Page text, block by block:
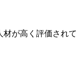
材が高く評価されて